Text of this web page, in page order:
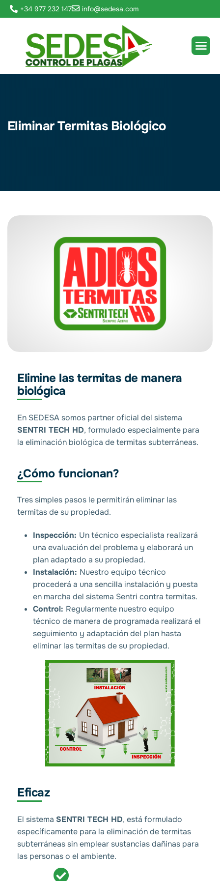
+34 977 232 147 info@sedesa.com
Eliminar Termitas Biológico
Elimine las termitas de manera
biológica
En SEDESA somos partner oficial del sistema
SENTRI TECH HD, formulado especialmente para
la eliminación biológica de termitas subterráneas.
¿Cómo funcionan?
Tres simples pasos le permitirán eliminar las
termitas de su propiedad.
Inspección: Un técnico especialista realizará
una evaluación del problema y elaborará un
plan adaptado a su propiedad.
Instalación: Nuestro equipo técnico
procederá a una sencilla instalación y puesta
en marcha del sistema Sentri contra termitas.
Control: Regularmente nuestro equipo
técnico de manera de programada realizará el
seguimiento y adaptación del plan hasta
eliminar las termitas de su propiedad.
Eficaz
El sistema SENTRI TECH HD, está formulado
específicamente para la eliminación de termitas
subterráneas sin emplear sustancias dañinas para
las personas o el ambiente.